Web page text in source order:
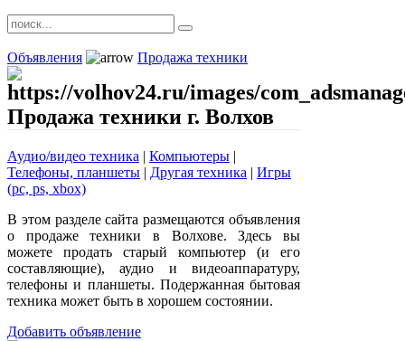
Объявления Продажа техники
Продажа техники г. Волхов
Аудио/видео техника | Компьютеры |
Телефоны, планшеты | Другая техника | Игры
(pc, ps, xbox)
В этом разделе сайта размещаются объявления
о продаже техники в Волхове. Здесь вы
можете продать старый компьютер (и его
составляющие), аудио и видеоаппаратуру,
телефоны и планшеты. Подержанная бытовая
техника может быть в хорошем состоянии.
Добавить объявление